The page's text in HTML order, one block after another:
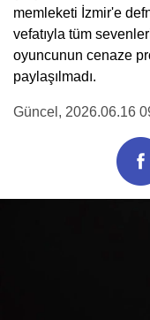
memleketi İzmir'e
vefatıyla tüm
oyuncunun cenaze
paylaşılmadı.
Güncel , 2026.06.16